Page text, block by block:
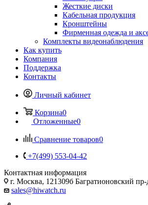
Жесткие диски
Кабельная продукция
Кронштейны
Фирменная одежда и
Комплекты видеонаблюдения
Как купить
Компания
Поддержка
Контакты
Личный кабинет
Корзина0
Отложенные0
Сравнение товаров0
+7(499) 553-04-42
Контактная информация
г. Москва, 121309б Багратионовский
sales@hiwatch.ru